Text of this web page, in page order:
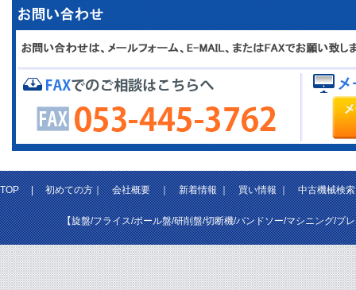
TOP|初めての方｜会社概要｜新着情報｜買い情報｜中古機械検索
【旋盤/フライス/ボール盤/研削盤/切断機/バンドソー/マシニング/プ